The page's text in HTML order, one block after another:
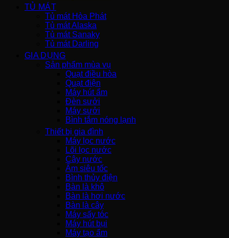
TỦ MÁT
Tủ mát Hòa Phát
Tủ mát Alaska
Tủ mát Sanaky
Tủ mát Darling
GIA DỤNG
Sản phẩm mùa vụ
Quạt điều hòa
Quạt điện
Máy hút ẩm
Đèn sưởi
Máy sưởi
Bình tắm nóng lạnh
Thiết bị gia đình
Máy lọc nước
Lõi lọc nước
Cây nước
Ấm siêu tốc
Bình thủy điện
Bàn là khô
Bàn là hơi nước
Bàn là cây
Máy sấy tóc
Máy hút bụi
Máy tạo ẩm